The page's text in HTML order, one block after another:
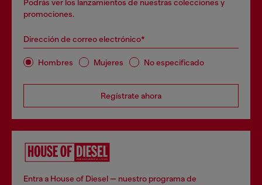
Podrás ver los lanzamientos de nuestras colecciones y
promociones.
Dirección de correo electrónico*
Hombres Mujeres No especificado
Regístrate ahora
Entra a House of Diesel — nuestro programa de